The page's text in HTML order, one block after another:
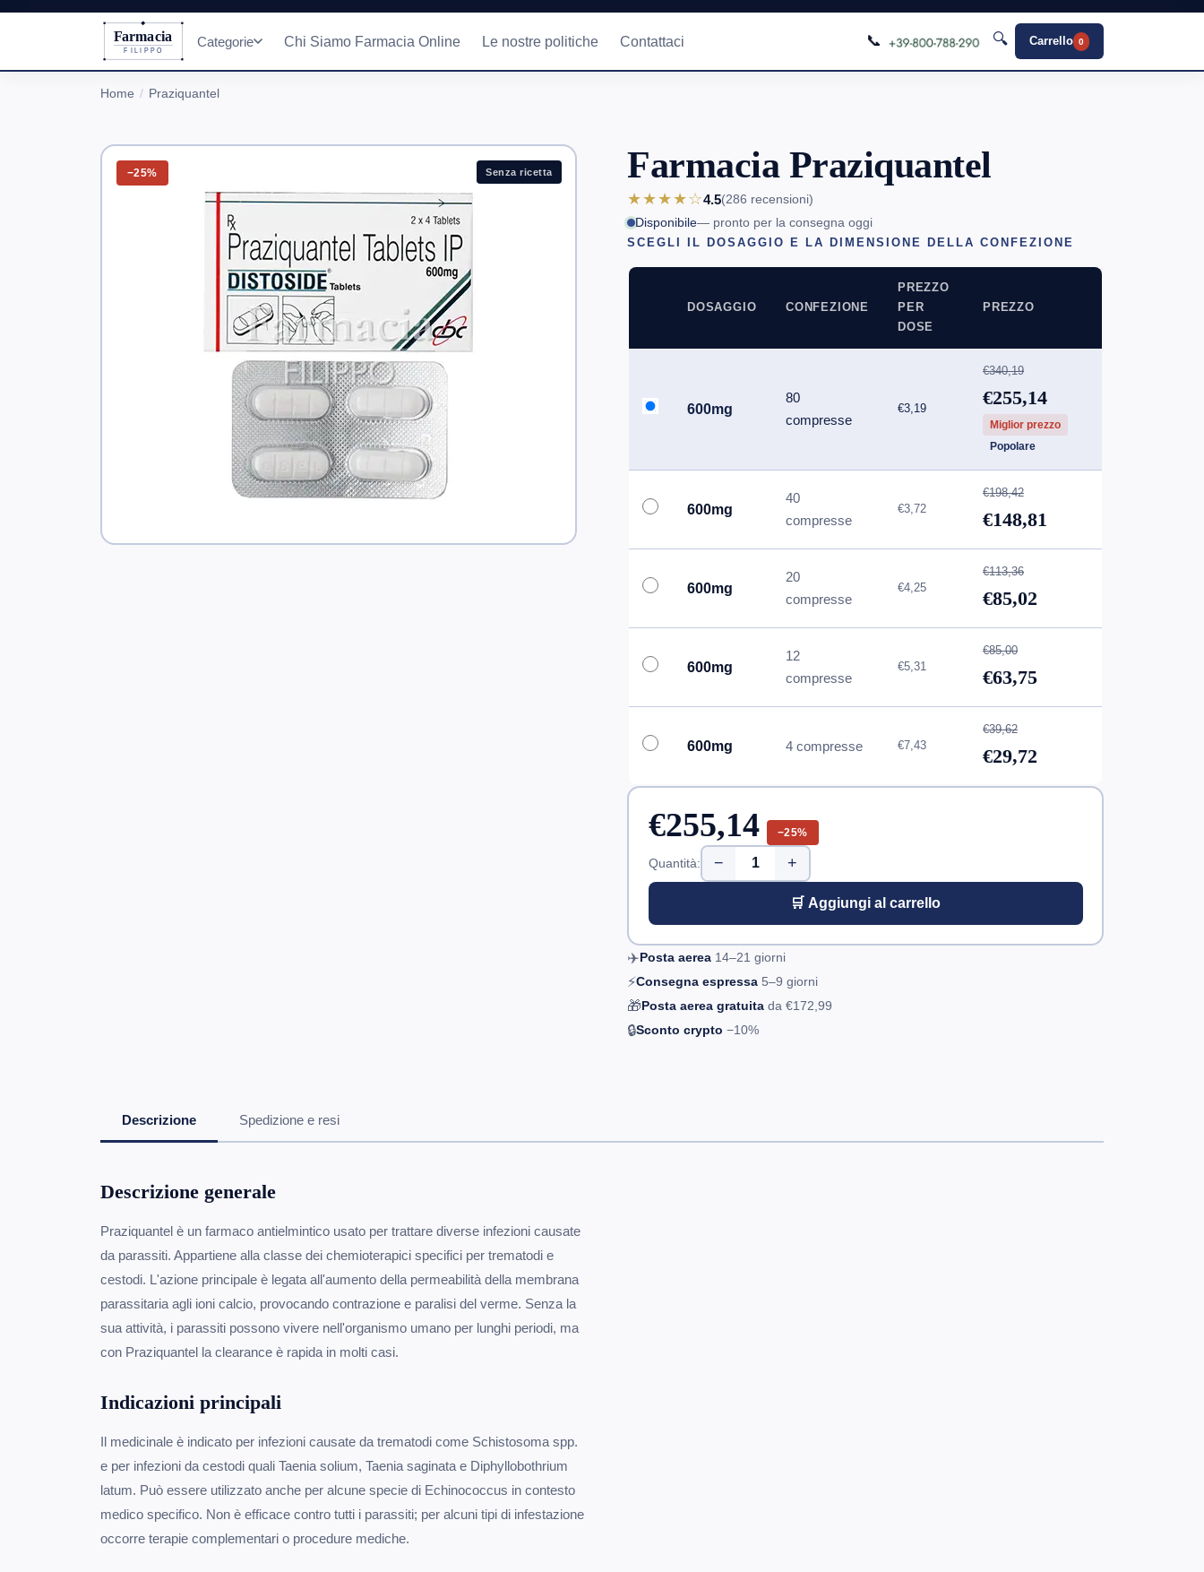
Farmacia
FILIPPO
Categorie Chi Siamo Farmacia Online Le nostre politiche Contattaci 📞 🔍 Carrello 0
Home Praziquantel
−25% Senza ricetta Farmacia Praziquantel
★★★★☆4.5(286 recensioni)
Disponibile— pronto per la consegna oggi
SCEGLI IL DOSAGGIO E LA DIMENSIONE DELLA CONFEZIONE
DOSAGGIO CONFEZIONE
PREZZO
PER
DOSE
PREZZO
600mg
80
compresse
€3,19
€340,19
€255,14
Miglior prezzo
Popolare
600mg
40
compresse
€3,72
€198,42
€148,81
600mg
20
compresse
€4,25
€113,36
€85,02
600mg
12
compresse
€5,31
€85,00
€63,75
600mg 4 compresse €7,43
€39,62
€29,72
€255,14 −25%
Quantità: − +
🛒 Aggiungi al carrello
✈️Posta aerea 14–21 giorni
⚡Consegna espressa 5–9 giorni
🎁Posta aerea gratuita da €172,99
🔒Sconto crypto −10%
Descrizione Spedizione e resi
Descrizione generale
Praziquantel è un farmaco antielmintico usato per trattare diverse infezioni causate
da parassiti. Appartiene alla classe dei chemioterapici specifici per trematodi e
cestodi. L'azione principale è legata all'aumento della permeabilità della membrana
parassitaria agli ioni calcio, provocando contrazione e paralisi del verme. Senza la
sua attività, i parassiti possono vivere nell'organismo umano per lunghi periodi, ma
con Praziquantel la clearance è rapida in molti casi.
Indicazioni principali
Il medicinale è indicato per infezioni causate da trematodi come Schistosoma spp.
e per infezioni da cestodi quali Taenia solium, Taenia saginata e Diphyllobothrium
latum. Può essere utilizzato anche per alcune specie di Echinococcus in contesto
medico specifico. Non è efficace contro tutti i parassiti; per alcuni tipi di infestazione
occorre terapie complementari o procedure mediche.